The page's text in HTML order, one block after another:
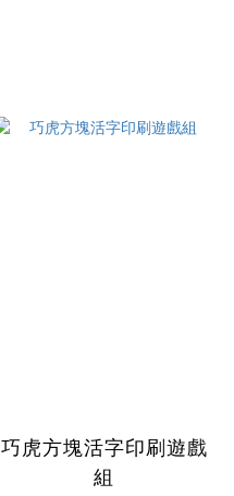
巧虎方塊活字印刷遊戲
組